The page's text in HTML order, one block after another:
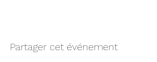
Partager cet événement